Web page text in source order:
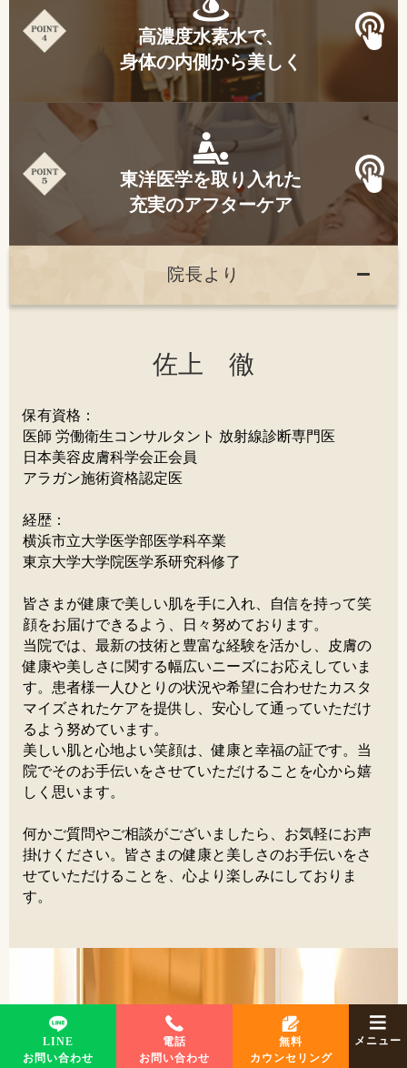
高濃度水素水で、
身体の内側から美しく
東洋医学を取り入れた
充実のアフターケア
院長より
佐上 徹
保有資格：
医師 労働衛生コンサルタント 放射線診断専門医
日本美容皮膚科学会正会員
アラガン施術資格認定医
経歴：
横浜市立大学医学部医学科卒業
東京大学大学院医学系研究科修了
皆さまが健康で美しい肌を手に入れ、自信を持って笑
顔をお届けできるよう、日々努めております。
当院では、最新の技術と豊富な経験を活かし、皮膚の
健康や美しさに関する幅広いニーズにお応えしていま
す。患者様一人ひとりの状況や希望に合わせたカスタ
マイズされたケアを提供し、安心して通っていただけ
るよう努めています。
美しい肌と心地よい笑顔は、健康と幸福の証です。当
院でそのお手伝いをさせていただけることを心から嬉
しく思います。
何かご質問やご相談がございましたら、お気軽にお声
掛けください。皆さまの健康と美しさのお手伝いをさ
せていただけることを、心より楽しみにしておりま
す。
LINE
お問い合わせ
電話
お問い合わせ
無料
カウンセリング
メニュー